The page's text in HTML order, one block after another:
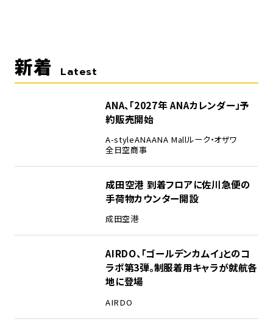
新着 Latest
ANA、「2027年 ANAカレンダー」予
約販売開始
A-styleANAANA Mallルーク・オザワ
全日空商事
成田空港 到着フロアに佐川急便の
手荷物カウンター開設
成田空港
AIRDO、「ゴールデンカムイ」とのコ
ラボ第3弾。制服着用キャラが就航各
地に登場
AIRDO